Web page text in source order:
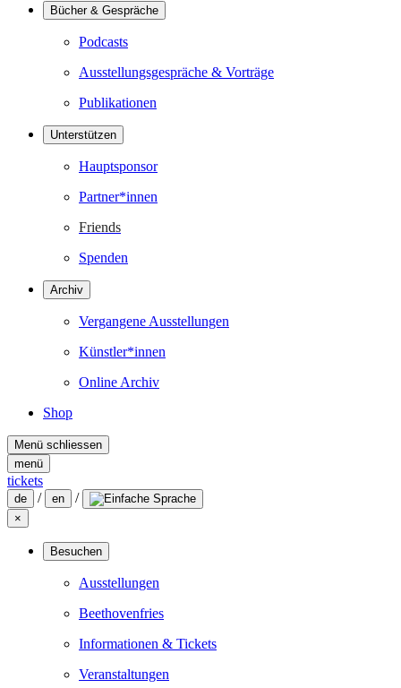
Bücher & Gespräche
Podcasts
Ausstellungsgespräche & Vorträge
Publikationen
Unterstützen
Hauptsponsor
Partner*innen
Friends
Spenden
Archiv
Vergangene Ausstellungen
Künstler*innen
Online Archiv
Shop
Menü schliessen
menü
tickets
de / en /
×
Besuchen
Ausstellungen
Beethovenfries
Informationen & Tickets
Veranstaltungen